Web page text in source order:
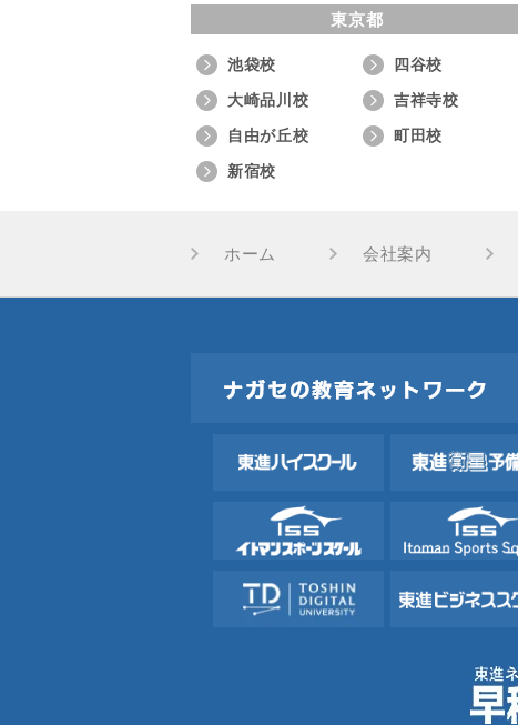
東京都
池袋校
四谷校
大崎品川校
吉祥寺校
自由が丘校
町田校
新宿校
ホーム 会社案内